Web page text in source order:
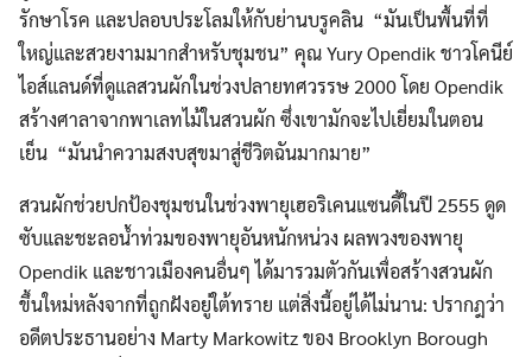
รักษาโรค และปลอบประโลมให้กับย่านบรูคลิน “มันเป็นพื้นที่ที่
ใหญ่และสวยงามมากสำหรับชุมชน” คุณ Yury Opendik ชาวโคนีย์
ไอส์แลนด์ที่ดูแลสวนผักในช่วงปลายทศวรรษ 2000 โดย Opendik
สร้างศาลาจากพาเลทไม้ในสวนผัก ซึ่งเขามักจะไปเยี่ยมในตอน
เย็น “มันนำความสงบสุขมาสู่ชีวิตฉันมากมาย”
สวนผักช่วยปกป้องชุมชนในช่วงพายุเฮอริเคนแซนดี้ในปี 2555 ดูด
ซับและชะลอน้ำท่วมของพายุอันหนักหน่วง ผลพวงของพายุ
Opendik และชาวเมืองคนอื่นๆ ได้มารวมตัวกันเพื่อสร้างสวนผัก
ขึ้นใหม่หลังจากที่ถูกฝังอยู่ใต้ทราย แต่สิ่งนี้อยู่ได้ไม่นาน: ปรากฎว่า
อดีตประธานอย่าง Marty Markowitz ของ Brooklyn Borough